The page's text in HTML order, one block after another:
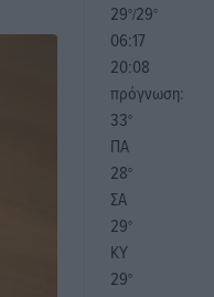
29°/29°
06:17
20:08
πρόγνωση:
33°
ΠΑ
28°
ΣΑ
29°
ΚΥ
29°